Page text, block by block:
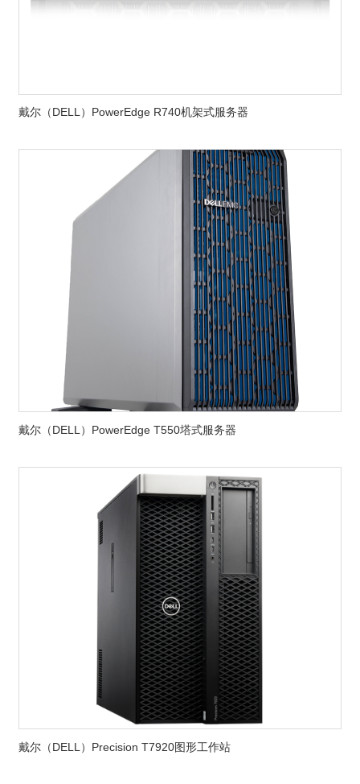
戴尔（DELL）PowerEdge R740机架式服务器
戴尔（DELL）PowerEdge T550塔式服务器
戴尔（DELL）Precision T7920图形工作站